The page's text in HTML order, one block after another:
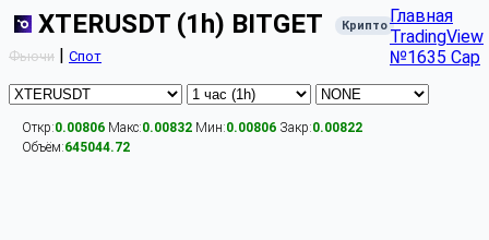
XTERUSDT (1h) BITGET Крипто
Фьючи | Спот
Главная
TradingView
№1635 Cap
Откр:0.00806 Макс:0.00832 Мин:0.00806 Закр:0.00822
Объём:645044.72